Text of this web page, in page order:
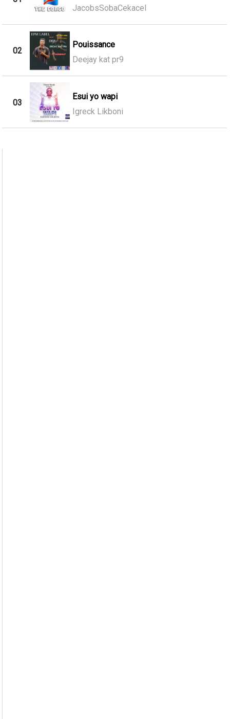
JacobsSobaCekacel
02
Pouissance
Deejay kat pr9
03
Esui yo wapi
Igreck Likboni